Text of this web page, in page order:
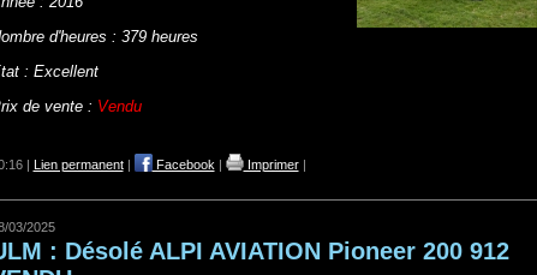
d'heures : 379 heures
: Excellent
de vente : Vendu
| Lien permanent| Facebook | Imprimer|
03/2025
: Désolé ALPI AVIATION Pioneer 200 912